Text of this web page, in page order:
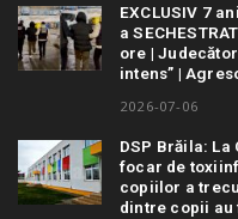
EXCLUSIV 7
a
ore |
intens” |
2026-07-06
DSP Brăila:
focar de
copiilor a
dintre copii